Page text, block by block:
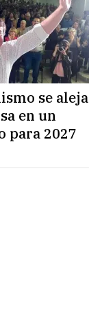
se aleja
en un
para 2027